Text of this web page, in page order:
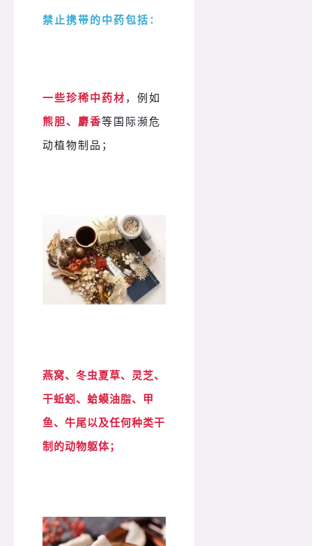
禁止携带的中药包括：
一些珍稀中药材 ，例如
熊胆、麝香等国际濒危
动植物制品；
燕窝、冬虫夏草、灵芝、
干蚯蚓、蛤蟆油脂、甲
鱼、牛尾以及任何种类干
制的动物躯体；